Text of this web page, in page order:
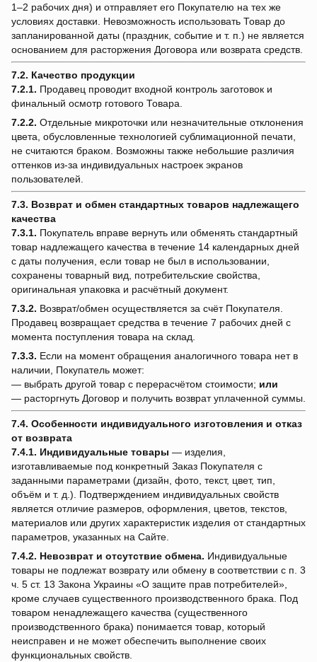
1–2 рабочих дня) и отправляет его Покупателю на тех же
условиях доставки. Невозможность использовать Товар до
запланированной даты (праздник, событие и т. п.) не является
основанием для расторжения Договора или возврата средств.
7.2. Качество продукции
7.2.1. Продавец проводит входной контроль заготовок и
финальный осмотр готового Товара.
7.2.2. Отдельные микроточки или незначительные отклонения
цвета, обусловленные технологией сублимационной печати,
не считаются браком. Возможны также небольшие различия
оттенков из-за индивидуальных настроек экранов
пользователей.
7.3. Возврат и обмен стандартных товаров надлежащего
качества
7.3.1. Покупатель вправе вернуть или обменять стандартный
товар надлежащего качества в течение 14 календарных дней
с даты получения, если товар не был в использовании,
сохранены товарный вид, потребительские свойства,
оригинальная упаковка и расчётный документ.
7.3.2. Возврат/обмен осуществляется за счёт Покупателя.
Продавец возвращает средства в течение 7 рабочих дней с
момента поступления товара на склад.
7.3.3. Если на момент обращения аналогичного товара нет в
наличии, Покупатель может:
— выбрать другой товар с перерасчётом стоимости; или
— расторгнуть Договор и получить возврат уплаченной суммы.
7.4. Особенности индивидуального изготовления и отказ
от возврата
7.4.1. Индивидуальные товары — изделия,
изготавливаемые под конкретный Заказ Покупателя с
заданными параметрами (дизайн, фото, текст, цвет, тип,
объём и т. д.). Подтверждением индивидуальных свойств
является отличие размеров, оформления, цветов, текстов,
материалов или других характеристик изделия от стандартных
параметров, указанных на Сайте.
7.4.2. Невозврат и отсутствие обмена. Индивидуальные
товары не подлежат возврату или обмену в соответствии с п. 3
ч. 5 ст. 13 Закона Украины «О защите прав потребителей»,
кроме случаев существенного производственного брака. Под
товаром ненадлежащего качества (существенного
производственного брака) понимается товар, который
неисправен и не может обеспечить выполнение своих
функциональных свойств.